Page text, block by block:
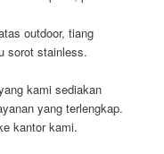
outdoor, tiang
sorot stainless.
kami sediakan
yang terlengkap.
kantor kami.